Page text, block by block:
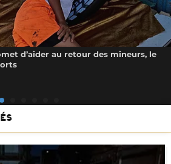
d’aider au retour des mineurs, le